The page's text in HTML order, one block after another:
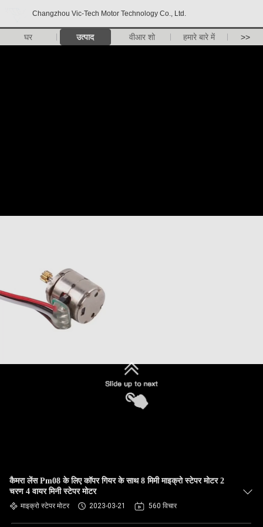
Changzhou Vic-Tech Motor Technology Co., Ltd.
घर उत्पाद वीआर शो हमारे बारे में >>
कैमरा लेंस Pm08 के लिए कॉपर गियर के साथ 8 मिमी माइक्रो स्टेपर मोटर 2
चरण 4 वायर मिनी स्टेपर मोटर
माइक्रो स्टेपर मोटर 2023-03-21 560 विचार